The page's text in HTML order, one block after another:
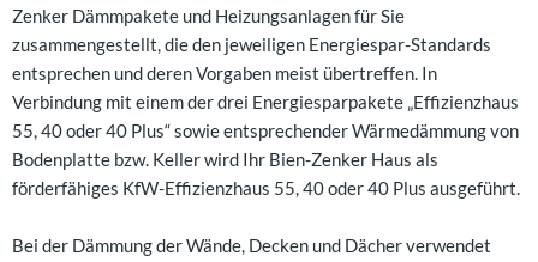
Zenker Dämmpakete und Heizungsanlagen für Sie
zusammengestellt, die den jeweiligen Energiespar-Standards
entsprechen und deren Vorgaben meist übertreffen. In
Verbindung mit einem der drei Energiesparpakete „Effizienzhaus
55, 40 oder 40 Plus“ sowie entsprechender Wärmedämmung von
Bodenplatte bzw. Keller wird Ihr Bien-Zenker Haus als
förderfähiges KfW-Effizienzhaus 55, 40 oder 40 Plus ausgeführt.
Bei der Dämmung der Wände, Decken und Dächer verwendet